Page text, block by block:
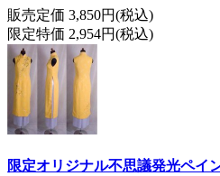
販売定価 3,850円(税込)
限定特価 2,954円(税込)
限定オリジナル不思議発光ペイ